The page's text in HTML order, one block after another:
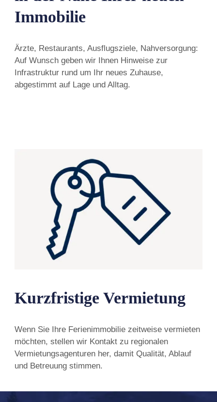
Immobilie
Ärzte, Restaurants, Ausflugsziele, Nahversorgung:
Auf Wunsch geben wir Ihnen Hinweise zur
Infrastruktur rund um Ihr neues Zuhause,
abgestimmt auf Lage und Alltag.
Kurzfristige Vermietung
Wenn Sie Ihre Ferienimmobilie zeitweise vermieten
möchten, stellen wir Kontakt zu regionalen
Vermietungsagenturen her, damit Qualität, Ablauf
und Betreuung stimmen.